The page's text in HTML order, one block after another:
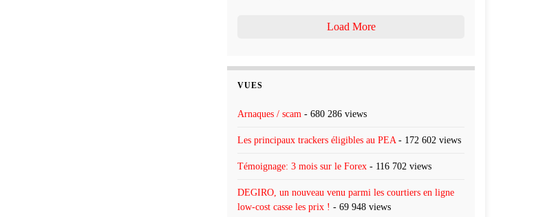
Load More
VUES
Arnaques / scam - 680 286 views
Les principaux trackers éligibles au PEA - 172 602 views
Témoignage: 3 mois sur le Forex - 116 702 views
DEGIRO, un nouveau venu parmi les courtiers en ligne
low-cost casse les prix ! - 69 948 views